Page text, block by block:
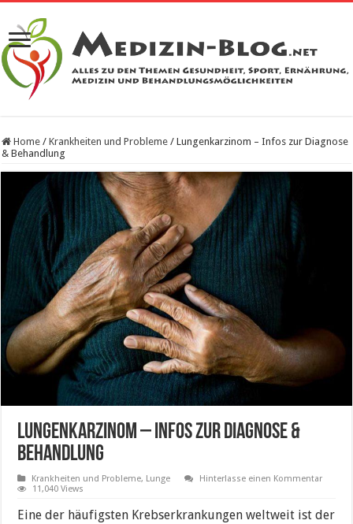
Home / Krankheiten und Probleme / Lungenkarzinom – Infos zur Diagnose
& Behandlung
Lungenkarzinom – Infos zur Diagnose &
Behandlung
Krankheiten und Probleme, Lunge
Hinterlasse einen Kommentar
11,040 Views
Eine der häufigsten Krebserkrankungen weltweit ist der